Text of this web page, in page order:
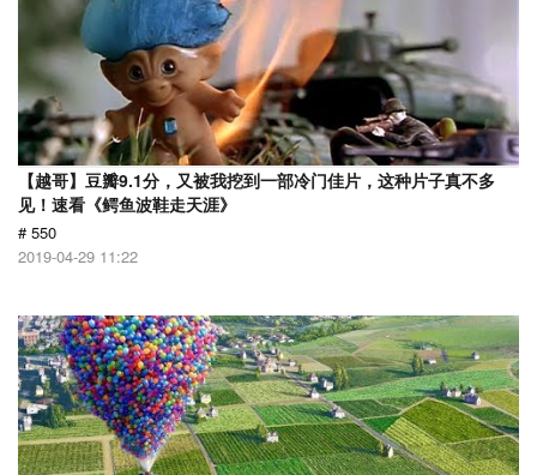
【越哥】豆瓣9.1分，又被我挖到一部冷门佳片，这种片子真不多
见！速看《鳄鱼波鞋走天涯》
# 550
2019-04-29 11:22